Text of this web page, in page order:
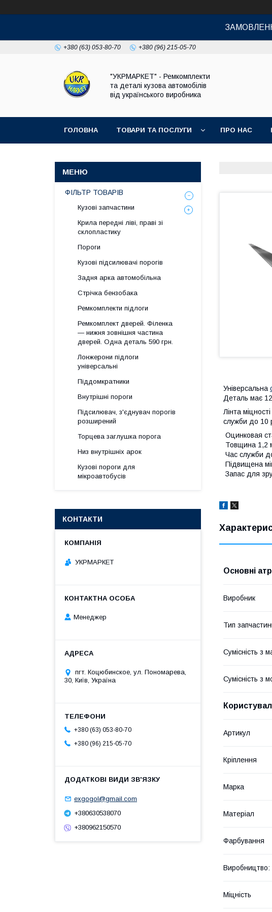
+380 (63) 053-80-70 +380 (96) 215-05-70
"УКРМАРКЕТ" - Ремкомплекти
та деталі кузова автомобілів
від українського виробника
ГОЛОВНА ТОВАРИ ТА ПОСЛУГИ ПРО НАС
Універсальна
Деталь має
Лінта
служби до 10
Оцинковая
Товщина 1,2
Час служби
Підвищена
Запас для
Основні
Виробник
Тип
Сумісність з
Сумісність з
Артикул
Кріплення
Марка
Матеріал
Фарбування
Виробництво:
Міцність
ФІЛЬТР ТОВАРІВ
Кузові запчастини
Крила передні ліві, праві зі
склопластику
Пороги
Кузові підсилювачі порогів
Задня арка автомобільна
Стрічка бензобака
Ремкомплекти підлоги
Ремкомплект дверей. Філенка
— нижня зовнішня частина
дверей. Одна деталь 590 грн.
Лонжерони підлоги
універсальні
Піддомкратники
Внутрішні пороги
Підсилювач, з'єднувач порогів
розширений
Торцева заглушка порога
Низ внутрішніх арок
Кузові пороги для
мікроавтобусів
КОНТАКТИ
УКРМАРКЕТ
Менеджер
пгт. Коцюбинское, ул. Пономарева,
30, Київ, Україна
+380 (63) 053-80-70
+380 (96) 215-05-70
exgogol@gmail.com
+380630538070
+380962150570